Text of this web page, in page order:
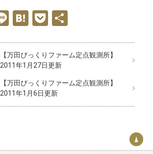
Li
n
e
H
at
e
n
a
P
o
ck
et
共
【万田びっくりファーム定点観測所】
2011年1月27日更新
【万田びっくりファーム定点観測所】
2011年1月6日更新